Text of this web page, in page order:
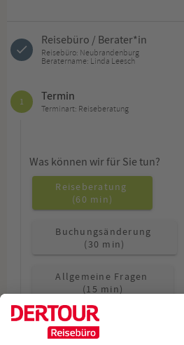
Reisebüro / Berater*in
Reisebüro: Neubrandenburg
Beratername: Linda Leesch
1 Termin
Terminart: Reiseberatung
Was können wir für Sie tun?
Reiseberatung
(60 min)
Buchungsänderung
(30 min)
Allgemeine Fragen
(15 min)
Wie möchten Sie beraten werden?